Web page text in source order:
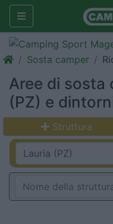
Sosta camper
Aree di sosta
(PZ) e
Struttura